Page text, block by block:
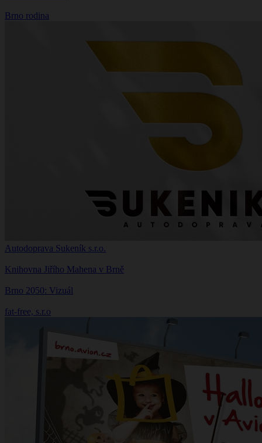
Brno rodina
Autodoprava Sukeník s.r.o.
Knihovna Jiřího Mahena v Brně
Brno 2050: Vizuál
fat-free, s.r.o